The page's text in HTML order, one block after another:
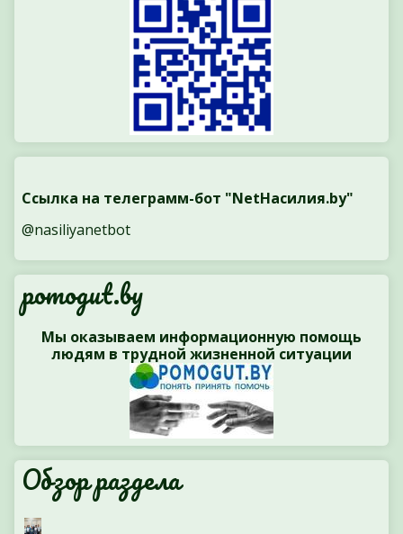
Ссылка на телеграмм-бот "NetНасилия.by"
@nasiliyanetbot
pomogut.by
Мы оказываем информационную помощь
людям в трудной жизненной ситуации
Обзор раздела